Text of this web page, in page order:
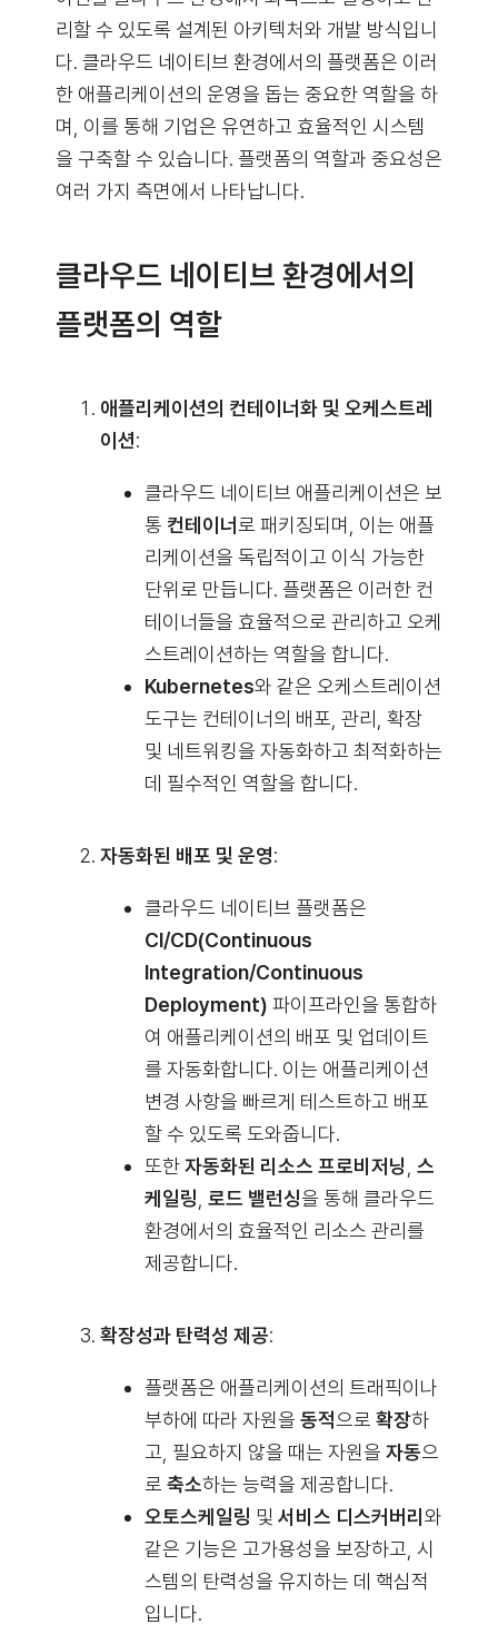
리할 수 있도록 설계된 아키텍처와 개발 방식입니
다. 클라우드 네이티브 환경에서의 플랫폼은 이러
한 애플리케이션의 운영을 돕는 중요한 역할을 하
며, 이를 통해 기업은 유연하고 효율적인 시스템
을 구축할 수 있습니다. 플랫폼의 역할과 중요성은
여러 가지 측면에서 나타납니다.
클라우드 네이티브 환경에서의
플랫폼의 역할
애플리케이션의 컨테이너화 및 오케스트레
이션:
클라우드 네이티브 애플리케이션은 보
통 컨테이너로 패키징되며, 이는 애플
리케이션을 독립적이고 이식 가능한
단위로 만듭니다. 플랫폼은 이러한 컨
테이너들을 효율적으로 관리하고 오케
스트레이션하는 역할을 합니다.
Kubernetes와 같은 오케스트레이션
도구는 컨테이너의 배포, 관리, 확장
및 네트워킹을 자동화하고 최적화하는
데 필수적인 역할을 합니다.
자동화된 배포 및 운영:
클라우드 네이티브 플랫폼은
CI/CD(Continuous
Integration/Continuous
Deployment) 파이프라인을 통합하
여 애플리케이션의 배포 및 업데이트
를 자동화합니다. 이는 애플리케이션
변경 사항을 빠르게 테스트하고 배포
할 수 있도록 도와줍니다.
또한자동화된 리소스 프로비저닝 스
케일링 로드 밸런싱을 통해 클라우드
환경에서의 효율적인 리소스 관리를
제공합니다.
확장성과 탄력성 제공:
플랫폼은 애플리케이션의 트래픽이나
부하에 따라 자원을 동적으로 확장하
고, 필요하지 않을 때는 자원을 자동으
로 축소하는 능력을 제공합니다.
오토스케일링 및 서비스 디스커버리와
같은 기능은 고가용성을 보장하고, 시
스템의 탄력성을 유지하는 데 핵심적
입니다.